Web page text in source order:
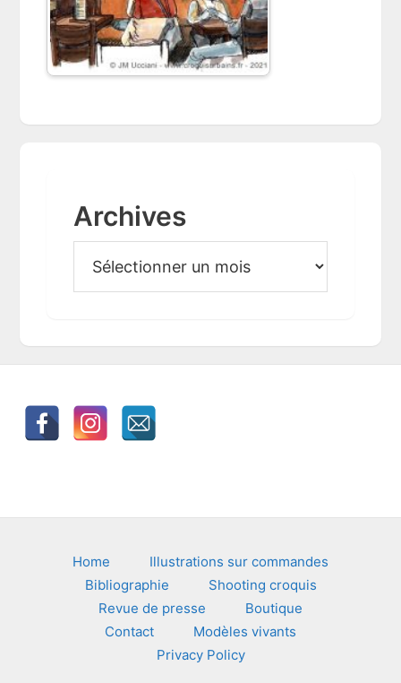
Archives
c
s
Footer
Home
Illustrations sur commandes
Bibliographie
Shooting croquis
Revue de presse
Boutique
Contact
Modèles vivants
Privacy Policy